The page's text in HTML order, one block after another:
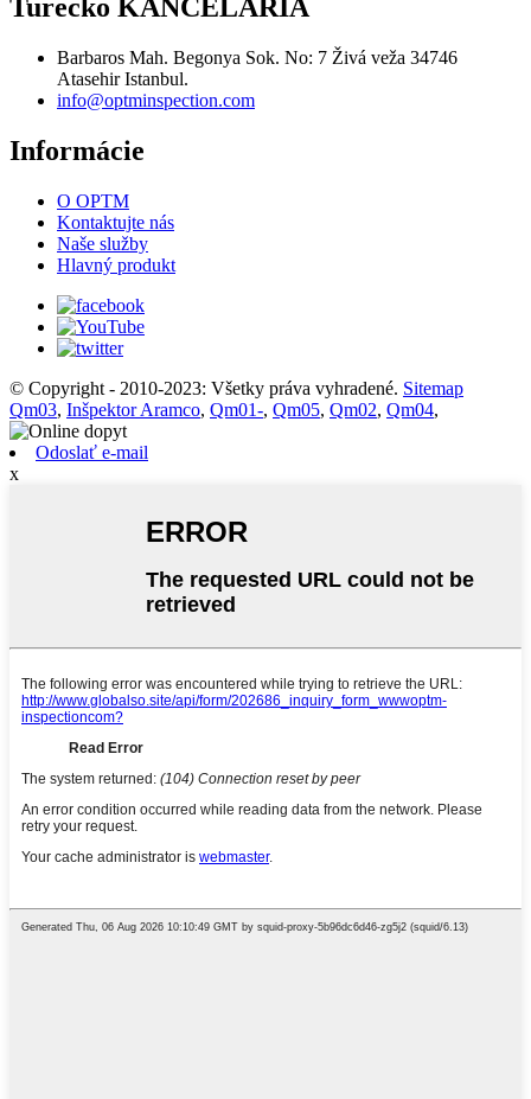
Turecko KANCELÁRIA
Barbaros Mah. Begonya Sok. No: 7 Živá veža 34746
Atasehir Istanbul.
info@optminspection.com
Informácie
O OPTM
Kontaktujte nás
Naše služby
Hlavný produkt
© Copyright - 2010-2023: Všetky práva vyhradené. Sitemap
Qm03, Inšpektor Aramco, Qm01-, Qm05, Qm02, Qm04,
Odoslať e-mail
x